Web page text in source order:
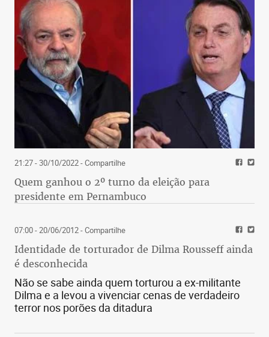
21:27 - 30/10/2022- Compartilhe
Quem ganhou o 2º turno da eleição para
presidente em Pernambuco
07:00 - 20/06/2012- Compartilhe
Identidade de torturador de Dilma Rousseff ainda
é desconhecida
Não se sabe ainda quem torturou a ex-militante
Dilma e a levou a vivenciar cenas de verdadeiro
terror nos porões da ditadura